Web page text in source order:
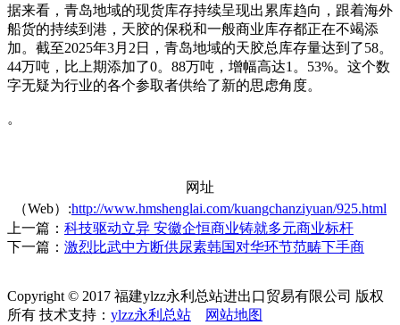
据来看，青岛地域的现货库存持续呈现出累库趋向，跟着海外
船货的持续到港，天胶的保税和一般商业库存都正在不竭添
加。截至2025年3月2日，青岛地域的天胶总库存量达到了58。
44万吨，比上期添加了0。88万吨，增幅高达1。53%。这个数
字无疑为行业的各个参取者供给了新的思虑角度。
。
网址
（Web）:http://www.hmshenglai.com/kuangchanziyuan/925.html
上一篇： 科技驱动立异 安徽企恒商业铸就多元商业标杆
下一篇： 激烈比武中方断供尿素韩国对华环节范畴下手商
Copyright © 2017 福建ylzz永利总站进出口贸易有限公司 版权
所有 技术支持： ylzz永利总站 网站地图